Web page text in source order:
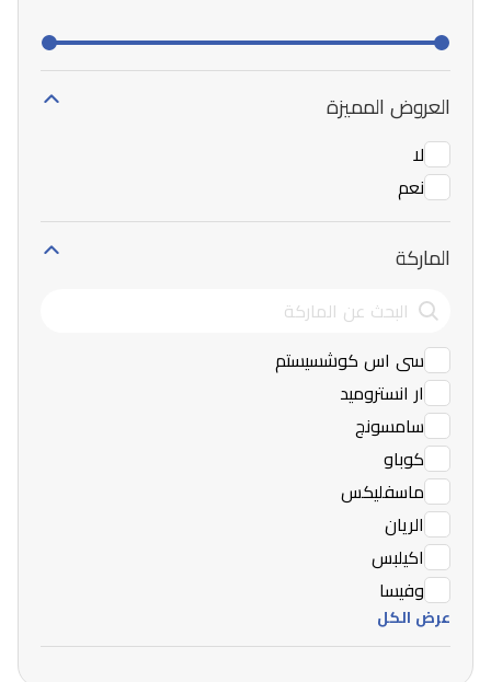
العروض المميزة
لا
نعم
الماركة
سى اس كوشسيستم
ار انستروميد
سامسونج
كوباو
ماسفليكس
الريان
اكيلبس
وفيسا
عرض الكل